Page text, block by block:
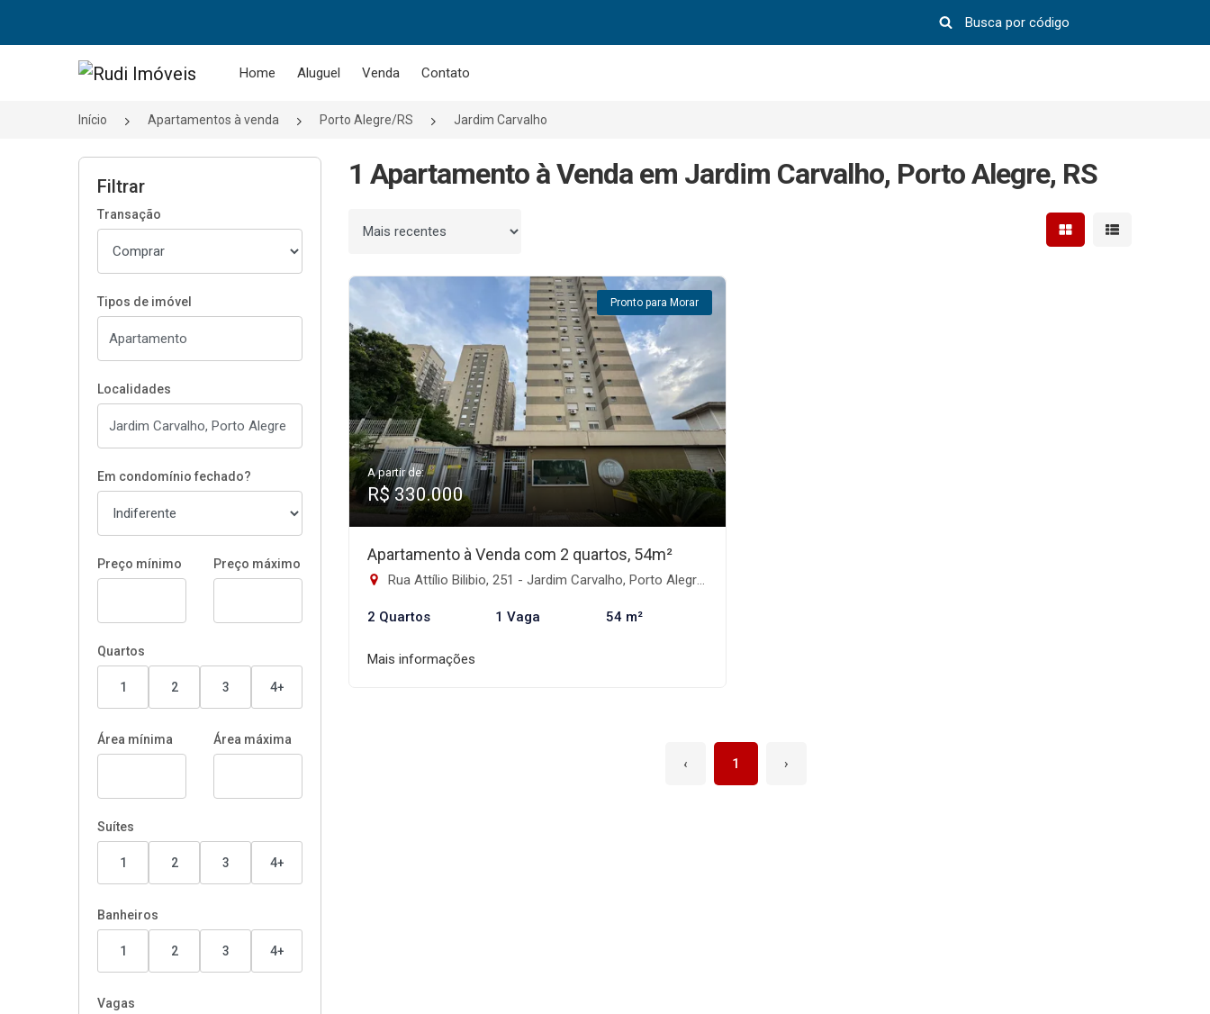
Página inicial Home Aluguel Venda Contato
Início Apartamentos à venda Porto Alegre/RS Jardim Carvalho
Filtrar
Transação
Tipos de imóvel
Localidades
Em condomínio fechado?
Preço mínimo Preço máximo
Quartos
1 2 3 4+
Área mínima Área máxima
Suítes
1 2 3 4+
Banheiros
1 2 3 4+
Vagas
1 Apartamento à Venda em Jardim Carvalho, Porto Alegre, RS
Ordenar por Mostrar resultados em
Mostrar
Pronto para Morar
A partir de:
R$ 330.000
Apartamento à Venda com 2 quartos, 54m²
Rua Attílio Bilibio, 251 - Jardim Carvalho, Porto Alegre-RS
2 Quartos 1 Vaga 54 m²
Mais informações
‹ 1 ›